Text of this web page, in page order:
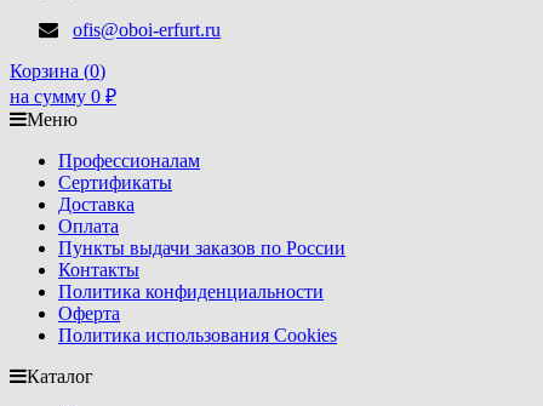
ofis@oboi-erfurt.ru
Корзина (0)
на сумму 0 ₽
Меню
Профессионалам
Сертификаты
Доставка
Оплата
Пункты выдачи заказов по России
Контакты
Политика конфиденциальности
Оферта
Политика использования Cookies
Каталог